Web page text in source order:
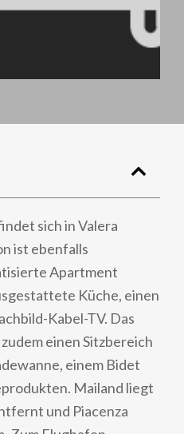
sich in Valera
ist ebenfalls
Apartment
Küche, einen
Kabel-TV. Das
einen Sitzbereich
einem Bidet
Mailand liegt
und Piacenza